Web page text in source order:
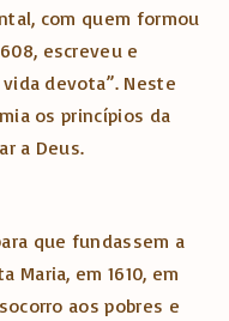
com quem formou
escreveu e
devota”. Neste
os princípios da
a Deus.
que fundassem a
Maria, em 1610, em
aos pobres e